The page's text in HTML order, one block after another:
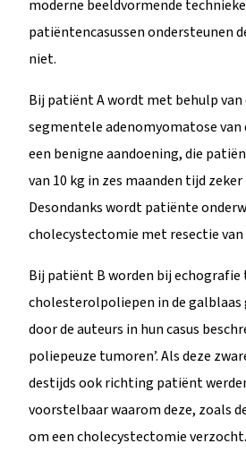
moderne beeldvormende
patiëntencasussen ondersteunen
niet.
Bij patiënt A wordt met behulp van
segmentele adenomyomatose van
een benigne aandoening, die
van 10 kg in zes maanden tijd
Desondanks wordt patiënte
cholecystectomie met resectie
Bij patiënt B worden bij
cholesterolpoliepen in de galblaas
door de auteurs in hun casus
poliepeuze tumoren’. Als deze
destijds ook richting patiënt
voorstelbaar waarom deze, zoals
om een cholecystectomie